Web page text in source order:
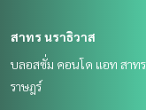
สาทร นราธิวาส
บลอสซั่ม คอนโด แอท สาท
ราษฎร์